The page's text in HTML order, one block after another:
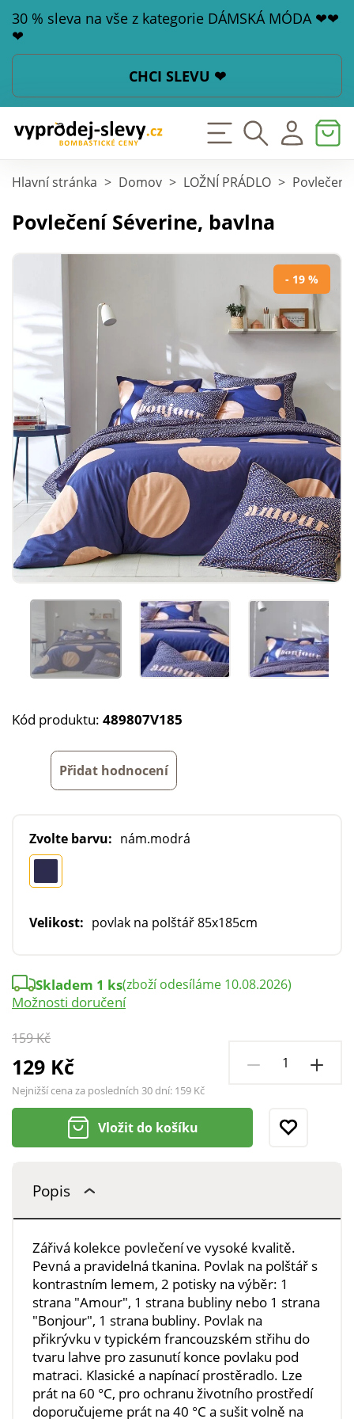
30 % sleva na vše z kategorie DÁMSKÁ MÓDA ❤❤
❤
CHCI SLEVU ❤
Hlavní stránka > Domov > LOŽNÍ PRÁDLO > Povlečení
Povlečení Séverine, bavlna
- 19 %
Kód produktu: 489807V185
Přidat hodnocení
Zvolte barvu: nám.modrá
Velikost: povlak na polštář 85x185cm
159 Kč
129 Kč
Nejnižší cena za posledních 30 dní: 159 Kč
Skladem 1 ks(zboží odesíláme 10.08.2026)
Možnosti doručení
Vložit do košíku
Popis
Zářivá kolekce povlečení ve vysoké kvalitě.
Pevná a pravidelná tkanina. Povlak na polštář s
kontrastním lemem, 2 potisky na výběr: 1
strana "Amour", 1 strana bubliny nebo 1 strana
"Bonjour", 1 strana bubliny. Povlak na
přikrývku v typickém francouzském střihu do
tvaru lahve pro zasunutí konce povlaku pod
matraci. Klasické a napínací prostěradlo. Lze
prát na 60 °C, pro ochranu životního prostředí
doporučujeme prát na 40 °C a sušit volně na